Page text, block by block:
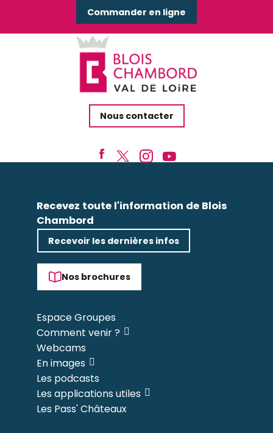
Commander en ligne
Nous contacter
Recevez toute l'information de Blois
Chambord
Recevoir les dernières infos
Nos brochures
Espace Groupes
Comment venir ?
Webcams
En images
Les podcasts
Les applications utiles
Les Pass' Châteaux